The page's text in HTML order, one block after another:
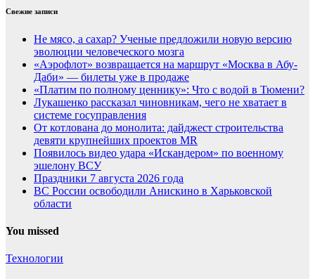
Свежие записи
Не мясо, а сахар? Ученые предложили новую версию
эволюции человеческого мозга
«Аэрофлот» возвращается на маршрут «Москва в Абу-
Даби» — билеты уже в продаже
«Платим по полному ценнику»: Что с водой в Тюмени?
Лукашенко рассказал чиновникам, чего не хватает в
системе госуправления
От котлована до монолита: дайджест строительства
девяти крупнейших проектов MR
Появилось видео удара «Искандером» по военному
эшелону ВСУ
Праздники 7 августа 2026 года
ВС России освободили Анискино в Харьковской
области
You missed
Технологии